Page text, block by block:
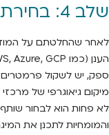
שלב 4: בחירת ספק ענן ושותף לדרך
לאחר שהחלטתם על
מיקום גיאוגרפי של
והמומחיות לתכנן את